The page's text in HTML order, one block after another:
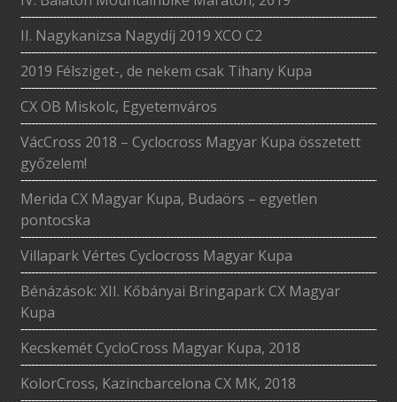
II. Nagykanizsa Nagydíj 2019 XCO C2
2019 Félsziget-, de nekem csak Tihany Kupa
CX OB Miskolc, Egyetemváros
VácCross 2018 – Cyclocross Magyar Kupa összetett
győzelem!
Merida CX Magyar Kupa, Budaörs – egyetlen
pontocska
Villapark Vértes Cyclocross Magyar Kupa
Bénázások: XII. Kőbányai Bringapark CX Magyar
Kupa
Kecskemét CycloCross Magyar Kupa, 2018
KolorCross, Kazincbarcelona CX MK, 2018